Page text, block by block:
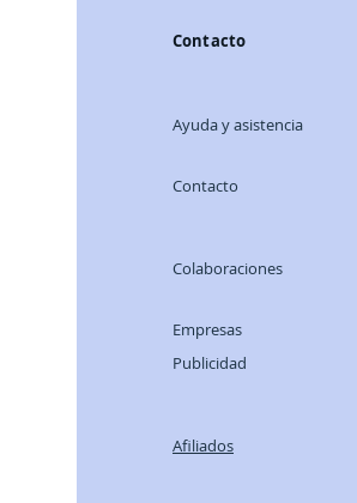
Contacto
Ayuda y asistencia
Contacto
Colaboraciones
Empresas
Publicidad
Afiliados